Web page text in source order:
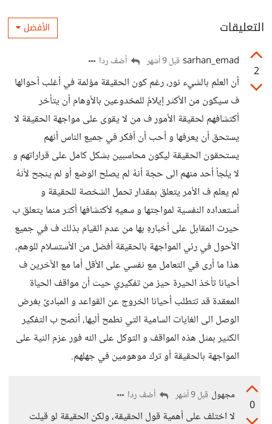
التعليقات الأفضل
2
sarhan_emad قبل 9 أشهر أضف ردا
أن العلم بالشيء نور، رغم كون الحقيقة مؤلمة في أغلب أحوالها
ف سيكون من الأكثر إيلامً للمخدوعين بالأوهام أن يتأخر
أكتشافهم لحقيقة الأمور ف من لا يقوى على مواجهة الحقيقة لا
يستحق أن يعرفها و أحب أن أفكر في جميع الناس أنهم
يستحقون الحقيقة ليكون محاسبين بشكل كامل على قراراتهم و
لا يلجأ أحد منهم الى حجة أنهُ لم يصلح الوضع أو لم ينجح لأنهُ
لم يعلم ف الأمر يتعلق بمقدار تحمل الشخصة للحقيقة و
أستعداده النفسية لمواجتها و سعيهِ لأكتشافها أكثر منما يتعلق ب
حيرت المقابل على أخبارهِ بها من عدم القيام بذلك ف في جميع
الأحول في رئي المواجهة بالحقيقة أفضل من الأستسلام للوهم،
هذا ما أرى في التعامل مع نفسي على الأقل أما مع الأخرين ف
أحيانا تأخذ الحيرة حيز من تفكيري حيث أن مواقف الحياة
المعقدة قد تتطلب أحيانا الخروج عن القواعد و المبادئ بغرض
الوصل الى الغايات السامية التي نطمح أليها، أنصح ب التفكير
الكثير بمثل هذه المواقف و التوكل على الله فور عزم النية على
المواجهة بالحقيقة أو ترك موهومين في جهلهم.
0
مجهول قبل 9 أشهر أضف ردا
لا اختلف على أهمية قول الحقيقة، ولكن الحقيقة لو قيلت